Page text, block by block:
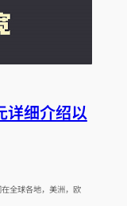
详细介绍以
全球各地，美洲，欧